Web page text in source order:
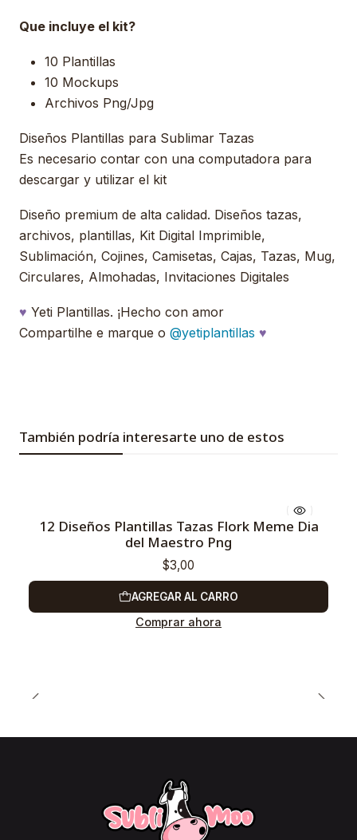
Que incluye el kit?
10 Plantillas
10 Mockups
Archivos Png/Jpg
Diseños Plantillas para Sublimar Tazas
Es necesario contar con una computadora para
descargar y utilizar el kit
Diseño premium de alta calidad. Diseños tazas,
archivos, plantillas, Kit Digital Imprimible,
Sublimación, Cojines, Camisetas, Cajas, Tazas, Mug,
Circulares, Almohadas, Invitaciones Digitales
♥ Yeti Plantillas. ¡Hecho con amor
Compartilhe e marque o @yetiplantillas ♥
También podría interesarte uno de estos
12 Diseños Plantillas Tazas Flork Meme Dia
del Maestro Png
$3,00
AGREGAR AL CARRO
Comprar ahora